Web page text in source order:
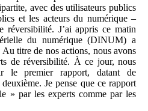
avec des utilisateurs publics
et les acteurs du numérique –
réversibilité. J’ai appris ce matin
du numérique (DINUM) a
titre de nos actions, nous avons
de réversibilité. À ce jour, nous
le premier rapport, datant de
Je pense que ce rapport
» par les experts comme par les